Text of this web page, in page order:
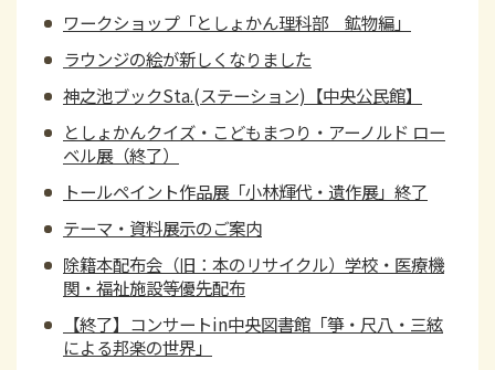
ワークショップ「としょかん理科部 鉱物編」
ラウンジの絵が新しくなりました
神之池ブックSta.(ステーション)【中央公民館】
としょかんクイズ・こどもまつり・アーノルド ロー
ベル展（終了）
トールペイント作品展「小林輝代・遺作展」終了
テーマ・資料展示のご案内
除籍本配布会（旧：本のリサイクル）学校・医療機
関・福祉施設等優先配布
【終了】コンサートin中央図書館「箏・尺八・三絃
による邦楽の世界」